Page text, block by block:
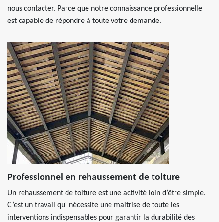
nous contacter. Parce que notre connaissance professionnelle
est capable de répondre à toute votre demande.
Professionnel en rehaussement de toiture
Un rehaussement de toiture est une activité loin d’être simple.
C’est un travail qui nécessite une maitrise de toute les
interventions indispensables pour garantir la durabilité des